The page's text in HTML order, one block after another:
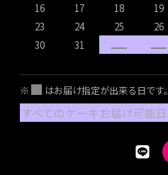
16
17 18 19
23
24 25 26
30
31
※ はお届け指定が出来る日です。
すべてのケーキお届け可能日